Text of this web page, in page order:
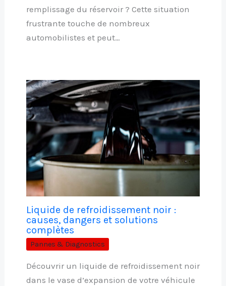
remplissage du réservoir ? Cette situation
frustrante touche de nombreux
automobilistes et peut…
Liquide de refroidissement noir :
causes, dangers et solutions
complètes
Pannes & Diagnostics
Découvrir un liquide de refroidissement noir
dans le vase d’expansion de votre véhicule